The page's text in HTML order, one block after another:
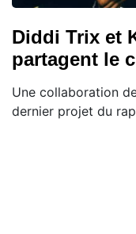
Diddi Trix et
partagent le
Une collaboration
dernier projet du